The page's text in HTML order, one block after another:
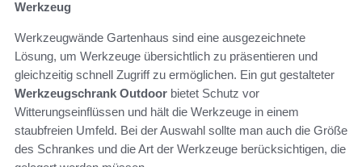
Werkzeug
Werkzeugwände Gartenhaus sind eine ausgezeichnete
Lösung, um Werkzeuge übersichtlich zu präsentieren und
gleichzeitig schnell Zugriff zu ermöglichen. Ein gut gestalteter
Werkzeugschrank Outdoor bietet Schutz vor
Witterungseinflüssen und hält die Werkzeuge in einem
staubfreien Umfeld. Bei der Auswahl sollte man auch die Größe
des Schrankes und die Art der Werkzeuge berücksichtigen, die